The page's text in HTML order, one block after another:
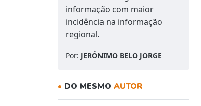
informação com maior
incidência na informação
regional.
Por: JERÓNIMO BELO JORGE
• DO MESMO AUTOR